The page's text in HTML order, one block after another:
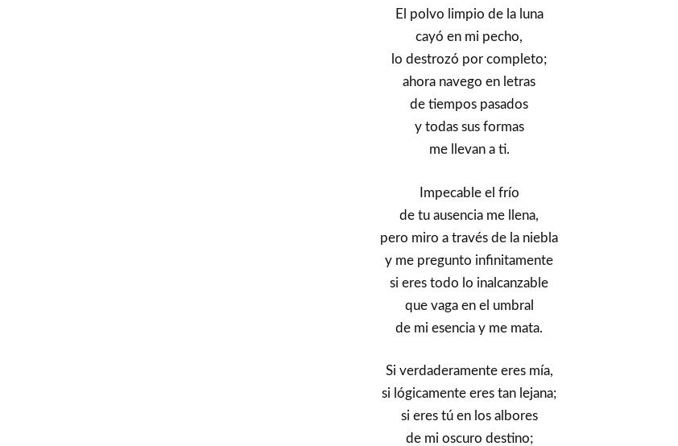
El polvo limpio de la luna
cayó en mi pecho,
lo destrozó por completo;
ahora navego en letras
de tiempos pasados
y todas sus formas
me llevan a ti.
Impecable el frío
de tu ausencia me llena,
pero miro a través de la niebla
y me pregunto infinitamente
si eres todo lo inalcanzable
que vaga en el umbral
de mi esencia y me mata.
Si verdaderamente eres mía,
si lógicamente eres tan lejana;
si eres tú en los albores
de mi oscuro destino;